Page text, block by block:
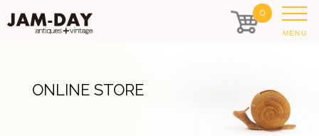
0
MENU
ONLINE STORE